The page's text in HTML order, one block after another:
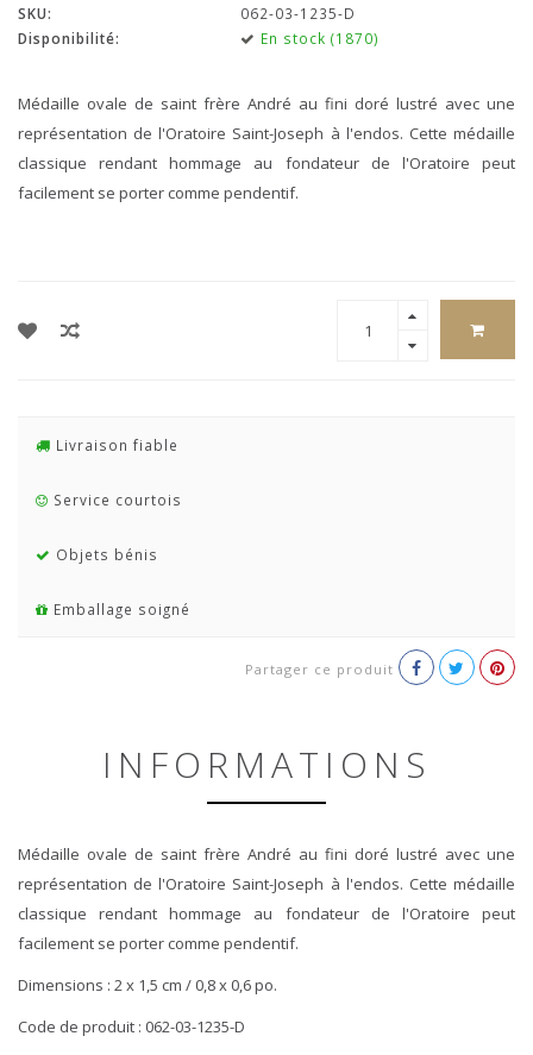
SKU:
062-03-1235-D
Disponibilité:
En stock (1870)
Médaille ovale de saint frère André au fini doré lustré avec une
représentation de l'Oratoire Saint-Joseph à l'endos. Cette médaille
classique rendant hommage au fondateur de l'Oratoire peut
facilement se porter comme pendentif.
Livraison fiable
Service courtois
Objets bénis
Emballage soigné
Partager ce produit
INFORMATIONS
Médaille ovale de saint frère André au fini doré lustré avec une
représentation de l'Oratoire Saint-Joseph à l'endos. Cette médaille
classique rendant hommage au fondateur de l'Oratoire peut
facilement se porter comme pendentif.
Dimensions : 2 x 1,5 cm / 0,8 x 0,6 po.
Code de produit : 062-03-1235-D